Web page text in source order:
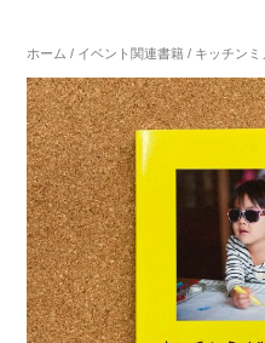
ホーム / イベント関連書籍 / キッチンミ